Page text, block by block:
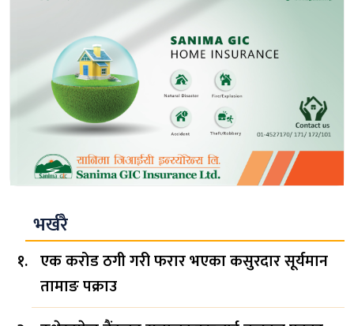
भर्खरै
एक करोड ठगी गरी फरार भएका कसुरदार सूर्यमान
तामाङ पक्राउ